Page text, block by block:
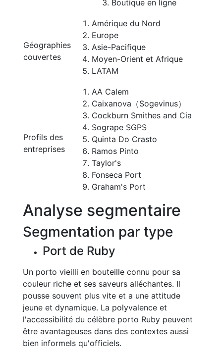
Boutique en ligne
Géographies
couvertes
Amérique du Nord
Europe
Asie-Pacifique
Moyen-Orient et Afrique
LATAM
Profils des
entreprises
AA Calem
Caixanova（Sogevinus）
Cockburn Smithes and Cia
Sogrape SGPS
Quinta Do Crasto
Ramos Pinto
Taylor's
Fonseca Port
Graham's Port
Analyse segmentaire
Segmentation par type
Port de Ruby
Un porto vieilli en bouteille connu pour sa
couleur riche et ses saveurs alléchantes. Il
pousse souvent plus vite et a une attitude
jeune et dynamique. La polyvalence et
l'accessibilité du célèbre porto Ruby peuvent
être avantageuses dans des contextes aussi
bien informels qu'officiels.